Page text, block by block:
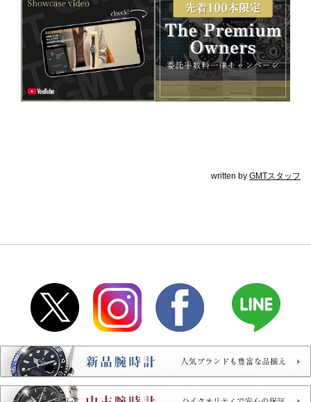
written by GMTスタッフ